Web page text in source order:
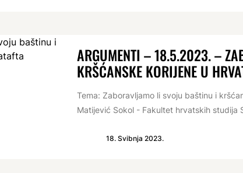
ARGUMENTI – 18.5.2023. –
KRŠĆANSKE KORIJENE U
Tema: Zaboravljamo li svoju baštinu i
Matijević Sokol - Fakultet hrvatskih studija
18. Svibnja 2023.